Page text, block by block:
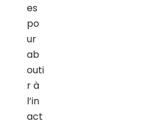
es
po
ur
ab
outi
r à
l’in
act